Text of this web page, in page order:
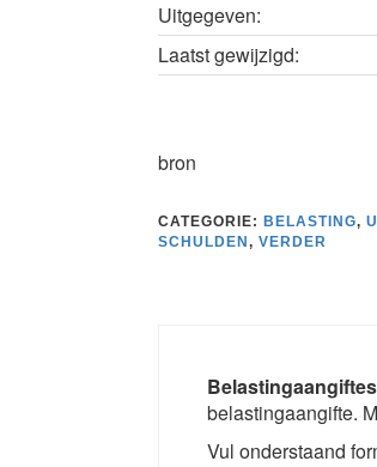
Uitgegeven:
Laatst gewijzigd:
bron
CATEGORIE: BELASTING,
SCHULDEN , VERDER
belastingaangifte.
Vul onderstaand